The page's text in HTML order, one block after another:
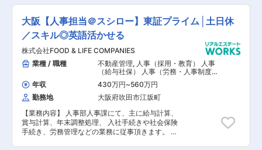
立することができます。
表示法）を主に担当頂きます。 経営陣や事業部か
らの各種法律相談にも随時対応いただきます。 各
種契約書案の検討や作成においては、リスクを抽
出/指摘し、 改善/修正案等を具体的に提案しま
す。現場部署と共に協働いただくことを期待して
います。 将来的には英文契約書の作成・審査をは
じめとした海外子会社関連の法務業務や M&A関
連業務などにも携わっていただきたいと考えてい
ます。 ※ご経験や御志向によって、業務の担当を
決定いたします。 なお入社当初より海外関連の業
務を担って頂く事もございます。 【具体的な業務
内容】 ■契約書の作成、審査 ■取締役会の運営事
務局 ■株主総会の運営事務局その他持株会事務局
等の株式実務に関わる業務 ■知的財産権（特許・
商標・その他ブランド維持管理）に関する業務 ■
社内規定管理 ■適時開示や有価証券報告書作成等
大阪【人事担当＠スシロー】東証プライム│土日休
／スキル◎英語活かせる
株式会社FOOD & LIFE COMPANIES
業種 / 職種
不動産管理, 人事（採用・教育） 人事
（給与社保） 人事（労務・人事制度）
その他人事
年収 430万円~560万円
勤務地
大阪府吹田市江坂町
【業務内容】 人事部人事課にて、主に給与計算、
賞与計算、年末調整処理、 入社手続きや社会保険
手続き、労務管理などの業務に従事頂きます。 人